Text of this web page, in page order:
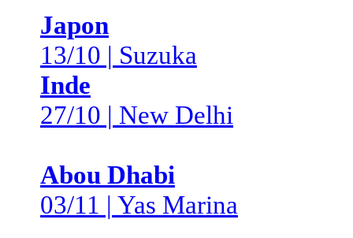
Japon
13/10 | Suzuka
Inde
27/10 | New Delhi
Abou Dhabi
03/11 | Yas Marina